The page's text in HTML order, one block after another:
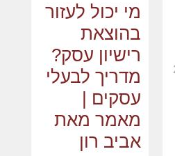
מי יכול לעזור
בהוצאת
רישיון עסק?
מדריך לבעלי
עסקים |
מאמר מאת
אביב רון